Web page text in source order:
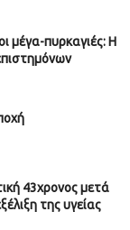
μέγα-πυρκαγιές: Η
43χρονος μετά
της υγείας